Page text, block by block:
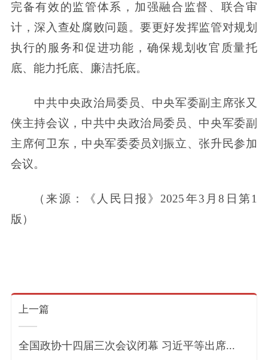
完备有效的监管体系，加强融合监督、联合审
计，深入查处腐败问题。要更好发挥监管对规划
执行的服务和促进功能，确保规划收官质量托
底、能力托底、廉洁托底。
中共中央政治局委员、中央军委副主席张又
侠主持会议，中共中央政治局委员、中央军委副
主席何卫东，中央军委委员刘振立、张升民参加
会议。
（来源：《人民日报》2025年3月8日第1
版）
上一篇
全国政协十四届三次会议闭幕 习近平等出席...